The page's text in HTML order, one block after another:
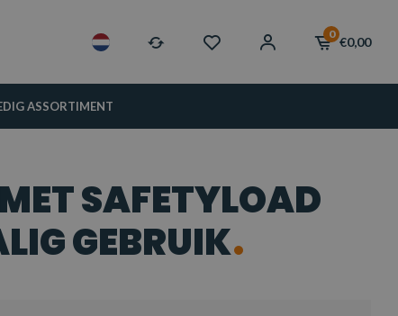
0
€0,00
ASSORTIMENT
SAFETYLOAD
GEBRUIK